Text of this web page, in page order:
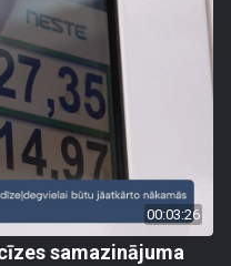
00:03:26
samazinājuma